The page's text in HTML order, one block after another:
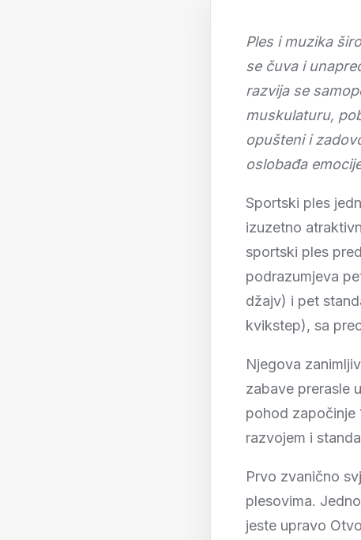
Ples i muzika
se čuva i
razvija se
muskulaturu,
opušteni i
oslobađa
Sportski ples
izuzetno
sportski ples
podrazumjeva
džajv) i pet
kvikstep), sa
Njegova
zabave prerasle
pohod započinje
razvojem i
Prvo zvanično
plesovima.
jeste upravo